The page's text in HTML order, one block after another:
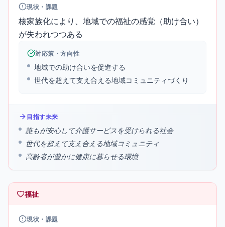
現状・課題
核家族化により、地域での福祉の感覚（助け合い）
が失われつつある
対応策・方向性
地域での助け合いを促進する
世代を超えて支え合える地域コミュニティづくり
目指す未来
誰もが安心して介護サービスを受けられる社会
世代を超えて支え合える地域コミュニティ
高齢者が豊かに健康に暮らせる環境
福祉
現状・課題